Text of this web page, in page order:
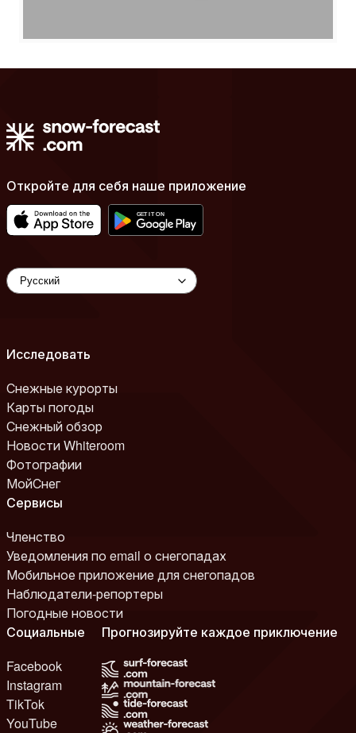
Откройте для себя наше приложение
Исследовать
Снежные курорты
Карты погоды
Снежный обзор
Новости Whiteroom
Фотографии
МойСнег
Сервисы
Членство
Уведомления по email о снегопадах
Мобильное приложение для снегопадов
Наблюдатели-репортеры
Погодные новости
Социальные
Facebook
Instagram
TikTok
YouTube
Прогнозируйте каждое приключение